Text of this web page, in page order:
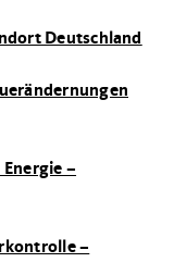
Deutschland
–
–